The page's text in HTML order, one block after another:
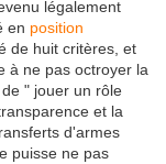
légalement
en position
de huit critères, et
à ne pas octroyer la
de " jouer un rôle
et la
d'armes
puisse ne pas